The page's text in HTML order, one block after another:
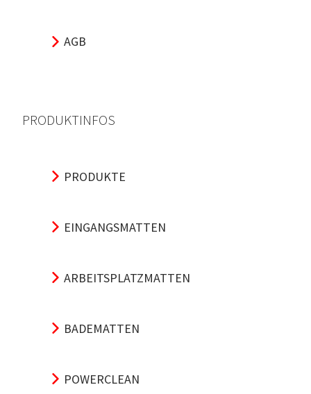
AGB
PRODUKTINFOS
PRODUKTE
EINGANGSMATTEN
ARBEITSPLATZMATTEN
BADEMATTEN
POWERCLEAN